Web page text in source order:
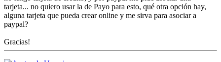
tarjeta... no quiero usar la de Payo para esto, qué otra opción hay,
alguna tarjeta que pueda crear online y me sirva para asociar a
paypal?
Gracias!